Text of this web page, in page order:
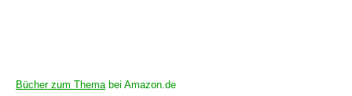
Bücher zum Themabei Amazon.de